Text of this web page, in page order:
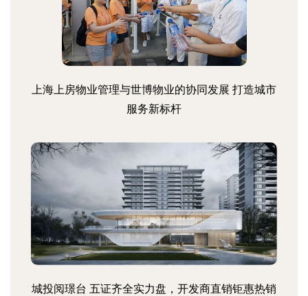
上海上房物业管理与世博物业的协同发展 打造城市
服务新标杆
城投阅璟台 五证齐全实力盘，开发商直销钜惠热销